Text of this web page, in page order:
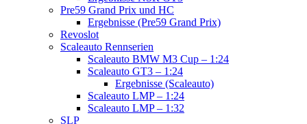
Pre59 Grand Prix und HC
Ergebnisse (Pre59 Grand Prix)
Revoslot
Scaleauto Rennserien
Scaleauto BMW M3 Cup – 1:24
Scaleauto GT3 – 1:24
Ergebnisse (Scaleauto)
Scaleauto LMP – 1:24
Scaleauto LMP – 1:32
SLP